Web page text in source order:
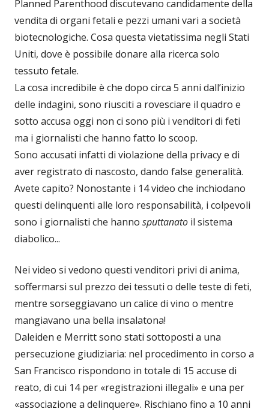
Planned Parenthood discutevano candidamente della
vendita di organi fetali e pezzi umani vari a società
biotecnologiche. Cosa questa vietatissima negli Stati
Uniti, dove è possibile donare alla ricerca solo
tessuto fetale.
La cosa incredibile è che dopo circa 5 anni dall’inizio
delle indagini, sono riusciti a rovesciare il quadro e
sotto accusa oggi non ci sono più i venditori di feti
ma i giornalisti che hanno fatto lo scoop.
Sono accusati infatti di violazione della privacy e di
aver registrato di nascosto, dando false generalità.
Avete capito? Nonostante i 14 video che inchiodano
questi delinquenti alle loro responsabilità, i colpevoli
sono i giornalisti che hanno sputtanato il sistema
diabolico...
Nei video si vedono questi venditori privi di anima,
soffermarsi sul prezzo dei tessuti o delle teste di feti,
mentre sorseggiavano un calice di vino o mentre
mangiavano una bella insalatona!
Daleiden e Merritt sono stati sottoposti a una
persecuzione giudiziaria: nel procedimento in corso a
San Francisco rispondono in totale di 15 accuse di
reato, di cui 14 per «registrazioni illegali» e una per
«associazione a delinquere». Rischiano fino a 10 anni